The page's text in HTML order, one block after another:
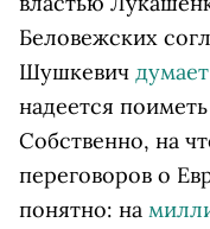
Беловежских
Шушкевич думает
надеется
Собственно, на
переговоров о
понятно: на